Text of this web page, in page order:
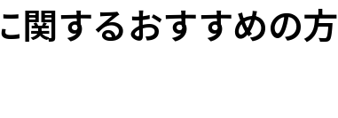
関するおすすめの方